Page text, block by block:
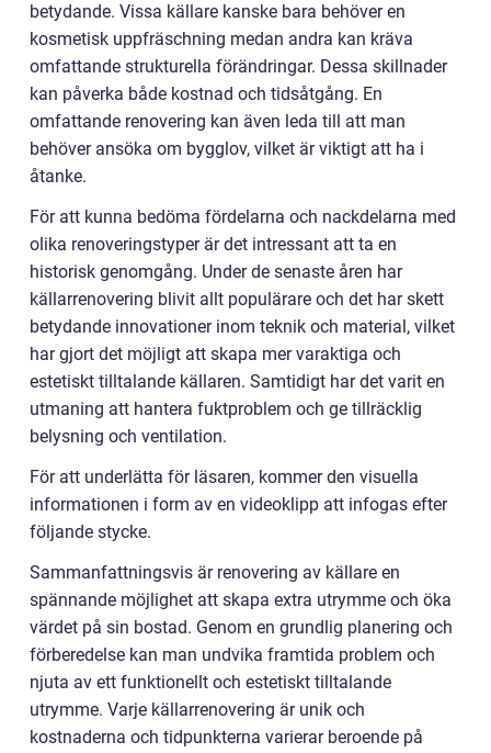
betydande. Vissa källare kanske bara behöver en
kosmetisk uppfräschning medan andra kan kräva
omfattande strukturella förändringar. Dessa skillnader
kan påverka både kostnad och tidsåtgång. En
omfattande renovering kan även leda till att man
behöver ansöka om bygglov, vilket är viktigt att ha i
åtanke.
För att kunna bedöma fördelarna och nackdelarna med
olika renoveringstyper är det intressant att ta en
historisk genomgång. Under de senaste åren har
källarrenovering blivit allt populärare och det har skett
betydande innovationer inom teknik och material, vilket
har gjort det möjligt att skapa mer varaktiga och
estetiskt tilltalande källaren. Samtidigt har det varit en
utmaning att hantera fuktproblem och ge tillräcklig
belysning och ventilation.
För att underlätta för läsaren, kommer den visuella
informationen i form av en videoklipp att infogas efter
följande stycke.
Sammanfattningsvis är renovering av källare en
spännande möjlighet att skapa extra utrymme och öka
värdet på sin bostad. Genom en grundlig planering och
förberedelse kan man undvika framtida problem och
njuta av ett funktionellt och estetiskt tilltalande
utrymme. Varje källarrenovering är unik och
kostnaderna och tidpunkterna varierar beroende på